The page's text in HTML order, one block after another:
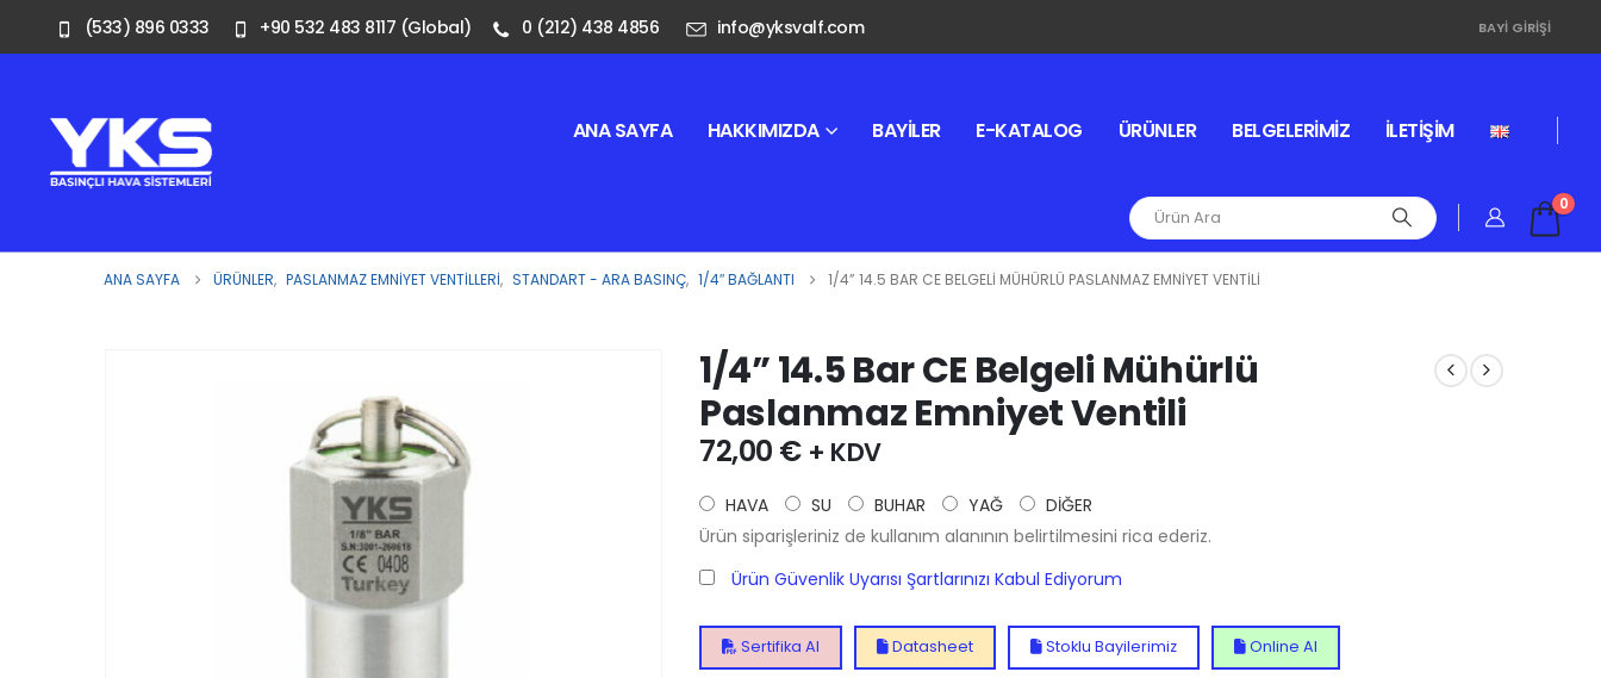
(533) 896 0333 +90 532 483 8117 (Global) 0 (212) 438 4856 info@yksvalf.com BAYI GIRIŞI
ANA SAYFA HAKKIMIZDA BAYILER E-KATALOG ÜRÜNLER BELGELERIMIZ İLETIŞIM
0
ANA SAYFA ÜRÜNLER, PASLANMAZ EMNIYET VENTILLERI, STANDART - ARA BASINÇ, 1/4″ BAĞLANTI 1/4” 14.5 BAR CE BELGELI MÜHÜRLÜ PASLANMAZ EMNIYET VENTILI
1/4” 14.5 Bar CE Belgeli Mühürlü
Paslanmaz Emniyet Ventili
72,00 € + KDV
HAVA SU BUHAR YAĞ
DİĞER
Ürün siparişleriniz de kullanım alanının belirtilmesini rica ederiz.
Ürün Güvenlik Uyarısı Şartlarınızı Kabul Ediyorum
Sertifika Al Datasheet Stoklu Bayilerimiz Online Al